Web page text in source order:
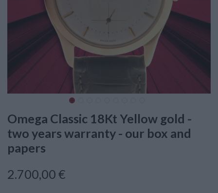
Omega Classic 18Kt Yellow gold -
two years warranty - our box and
papers
2.700,00 €